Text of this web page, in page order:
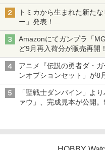
チューバ、テナサクなど5
トミカから生まれた新た
ー」発表！
詳細は後日公開予定
Amazonにてガンプラ「
ど9月再入荷分が販売再開！
アニメ『伝説の勇者ダ・
ンオプションセット」が8
「聖戦士ダンバイン」よ
ァウ」、完成見本が公開